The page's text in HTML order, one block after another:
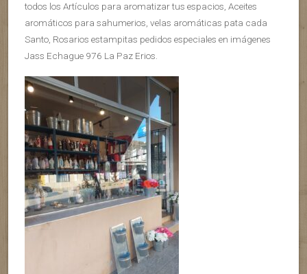
todos los Artículos para aromatizar tus espacios, Aceites
aromáticos para sahumerios, velas aromáticas pata cada
Santo, Rosarios estampitas pedidos especiales en imágenes
Jass Echague 976 La Paz Erios.